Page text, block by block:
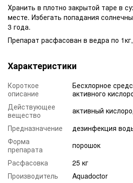
Хранить в плотно закрытой таре в
месте. Избегать попадания
3 года.
Препарат расфасован в ведра по 1кг,
Характеристики
Короткое
описание
Бесхлорное
активного
Действующее
вещество
активный
Предназначение
дезинфекция
Форма
препарата
порошок
Расфасовка
25 кг
Производитель
Aquadoctor